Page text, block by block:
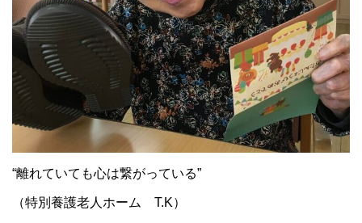
“離れていても心は繋がっている”
（特別養護老人ホーム T.K）